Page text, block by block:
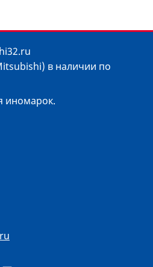
в наличии по
иномарок.